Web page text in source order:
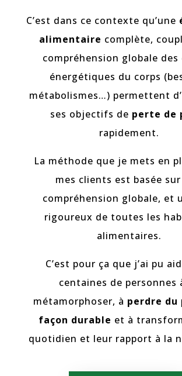
C’est dans ce contexte qu’une
alimentaire complète,
compréhension globale des
énergétiques du corps
métabolismes…) permettent
ses objectifs de perte de
rapidement.
La méthode que je mets en
mes clients est basée
compréhension globale, et
rigoureux de toutes les
alimentaires.
C’est pour ça que j’ai pu
centaines de personnes
métamorphoser, à perdre du
façon durable et à
quotidien et leur rapport à la